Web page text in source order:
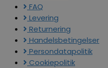
FAQ
Levering
Returnering
Handelsbetingelser
Persondatapolitik
Cookiepolitik